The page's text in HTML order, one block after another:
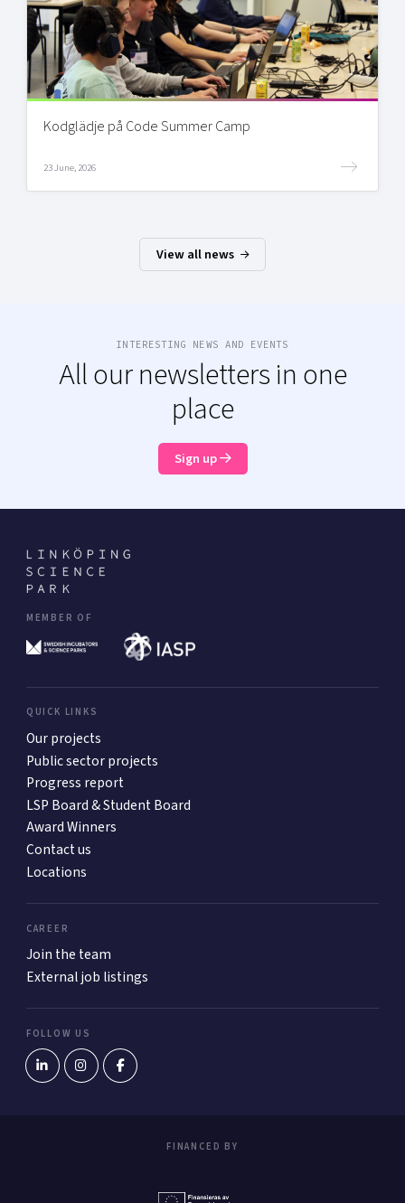
Kodglädje på Code Summer Camp
23 June, 2026
View all news
INTERESTING NEWS AND EVENTS
All our newsletters in one
place
Sign up
MEMBER OF
QUICK LINKS
Our projects
Public sector projects
Progress report
LSP Board & Student Board
Award Winners
Contact us
Locations
CAREER
Join the team
External job listings
FOLLOW US
FINANCED BY